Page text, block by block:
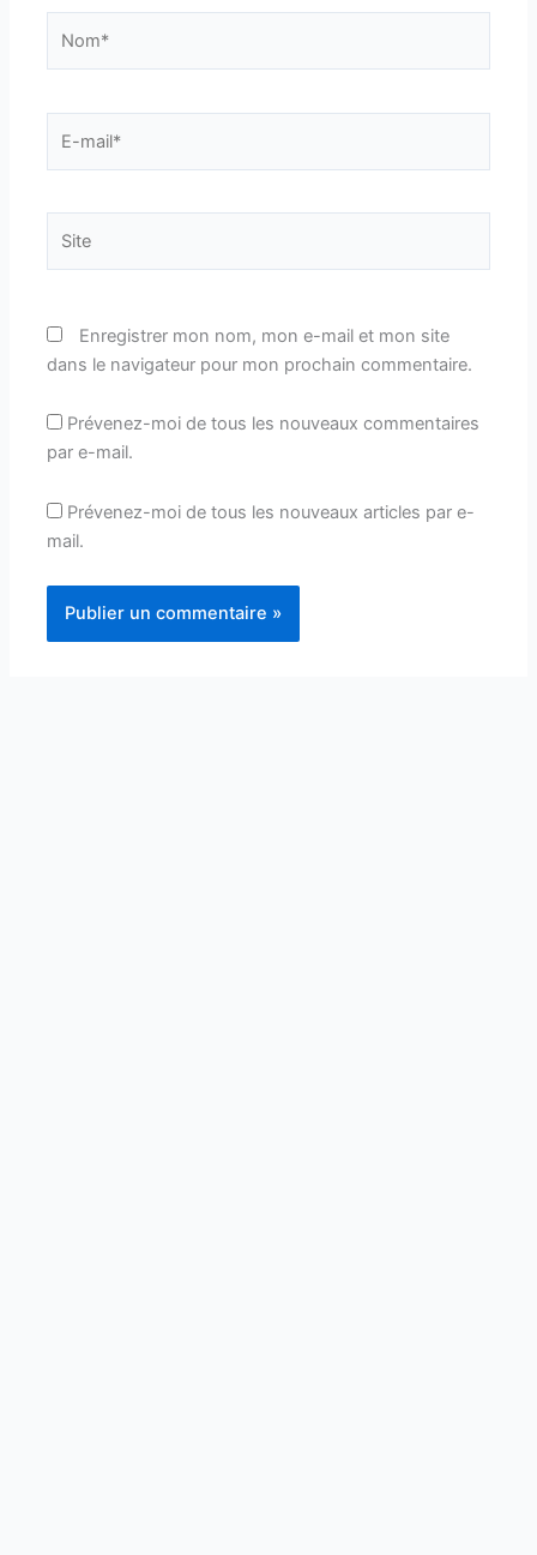
mail*
Enregistrer mon nom, mon e-mail et mon site
dans le navigateur pour mon prochain commentaire.
Prévenez-moi de tous les nouveaux commentaires
par e-mail.
Prévenez-moi de tous les nouveaux articles par e-
mail.